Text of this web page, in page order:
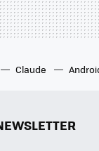
Claude